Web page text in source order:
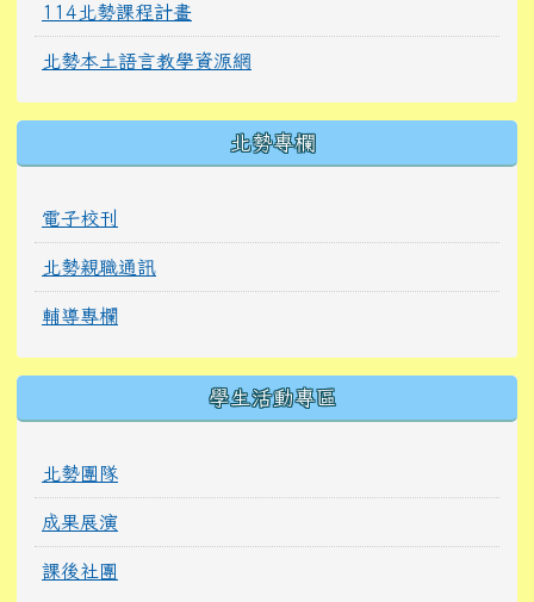
114北勢課程計畫
北勢本土語言教學資源網
北勢專欄
電子校刊
北勢親職通訊
輔導專欄
學生活動專區
北勢團隊
成果展演
課後社團